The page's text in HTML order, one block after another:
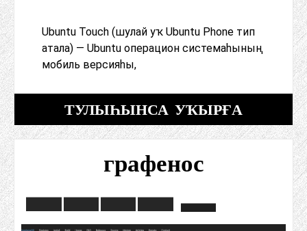
Ubuntu Touch (шулай уҡ Ubuntu Phone тип
атала) — Ubuntu операцион системаһының
мобиль версияһы,
ТУЛЫҺЫНСА УҠЫРҒА
графенос